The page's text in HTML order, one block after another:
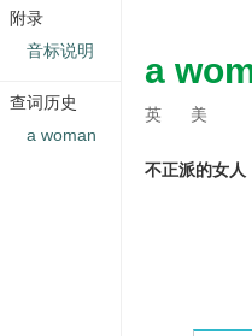
a
英 美
不正派的女人
附录
音标说明
查词历史
a woman